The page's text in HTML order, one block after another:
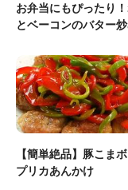
お弁当にもぴったり
とベーコンのバター
【簡単絶品】豚こま
プリカあんかけ